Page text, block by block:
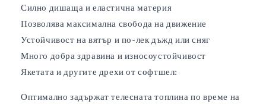
Силно дишаща и еластична материя
Позволява максимална свобода на движение
Устойчивост на вятър и по-лек дъжд или сняг
Много добра здравина и износоустойчивост
Якетата и другите дрехи от софтшел:
Оптимално задържат телесната топлина по време на